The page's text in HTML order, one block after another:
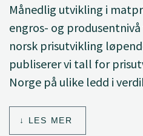
Månedlig utvikling i
engros- og
norsk prisutvikling
publiserer vi tall for
Norge på ulike ledd i
LES MER